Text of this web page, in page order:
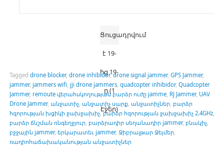
Ցուցադրվում
է 19-
ից 19-
ը (1
Էջեր)
Tagged drone blocker, drone inhibidor,drone signal jammer, GPS Jammer,
jammer, jammers wifi, jji drone jammers, quadcopter inhibidor, Quadcopter
Jammer, remoute վերահսկողության բարձր ուժը jamme, RJ Jammer, UAV
Drone Jammer, անջատիչ, անջատիչ սարք, անջատիչներ, բարձր
հզորության խցիկի ջախջախիչ,բարձր հզորության ջախջախիչ 2.4GHz,
բարձր ճնշման ռնգեղջյուր, բարձրադիր սեղանադիր jammer, բնակիչ,
բջջային jammer, երկարատեւ jammer, Ջիբրալթար Ջեյմեր,
ռադիոհաճախականության անջատիչներ